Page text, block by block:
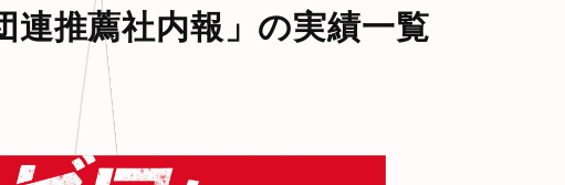
連推薦社内報」の実績一覧